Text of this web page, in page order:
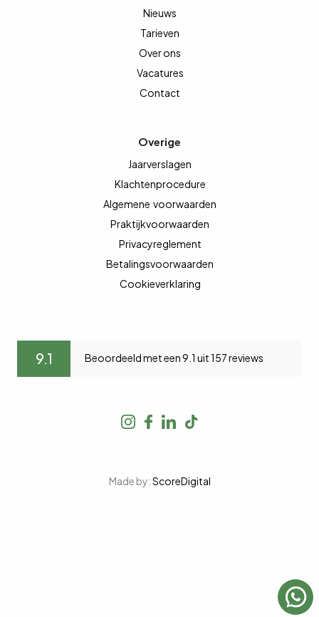
Nieuws
Tarieven
Over ons
Vacatures
Contact
Overige
Jaarverslagen
Klachtenprocedure
Algemene voorwaarden
Praktijkvoorwaarden
Privacyreglement
Betalingsvoorwaarden
Cookieverklaring
9.1 Beoordeeld met een 9.1 uit 157 reviews
Made by:ScoreDigital